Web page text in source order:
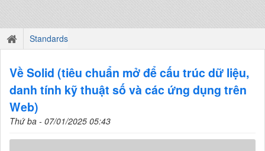
Standards
Về Solid (tiêu chuẩn mở để cấu trúc dữ liệu,
danh tính kỹ thuật số và các ứng dụng trên
Web)
Thứ ba - 07/01/2025 05:43